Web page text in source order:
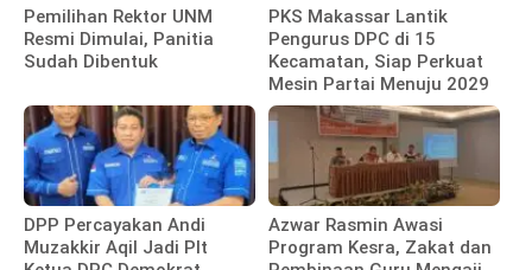
Pemilihan Rektor UNM
Resmi Dimulai, Panitia
Sudah Dibentuk
PKS Makassar Lantik
Pengurus DPC di 15
Kecamatan, Siap Perkuat
Mesin Partai Menuju 2029
DPP Percayakan Andi
Muzakkir Aqil Jadi Plt
Azwar Rasmin Awasi
Program Kesra, Zakat dan